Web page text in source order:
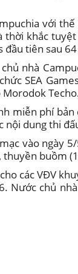
với
khắc
đầu tiên sau
nhà
SEA
miễn phí
dung thi
vào ngày
buồm
các VĐV
Nước chủ